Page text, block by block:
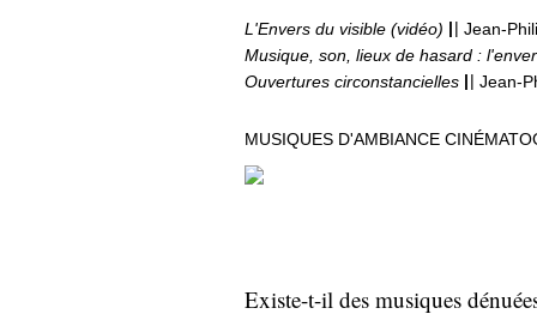
L'Envers du visible (vidéo) || Jean-
Musique, son, lieux de hasard :
Ouvertures circonstancielles || Jean-
MUSIQUES D'AMBIANCE
Existe-t-il des musiques